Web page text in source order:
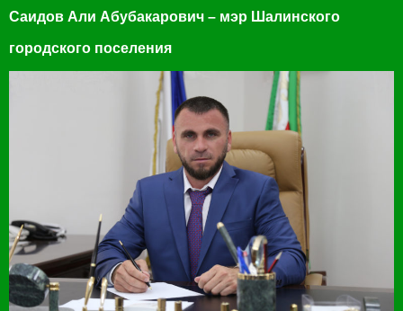
Саидов Али Абубакарович – мэр Шалинского
городского поселения